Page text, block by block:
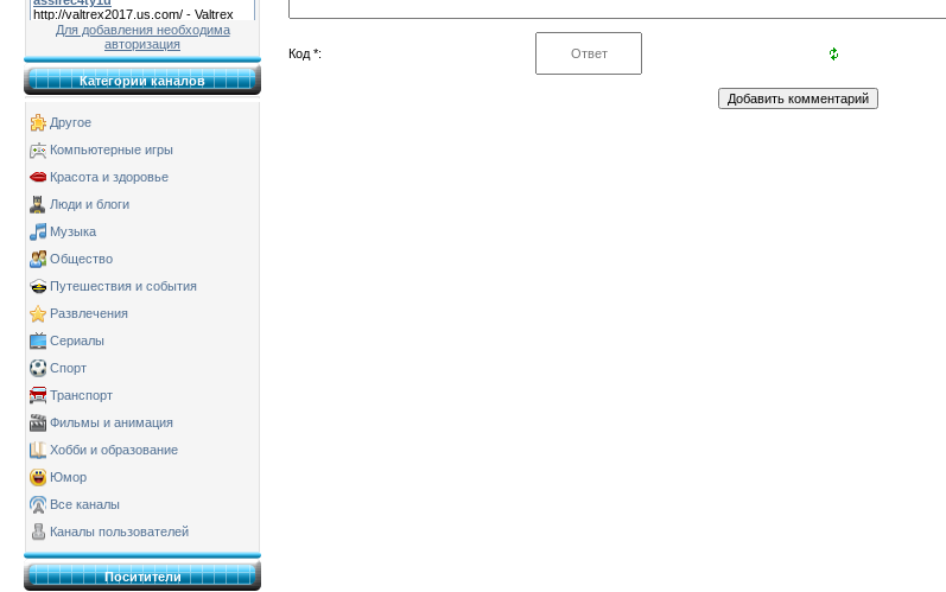
Для добавления необходима
авторизация
Категории каналов
Другое
Компьютерные игры
Красота и здоровье
Люди и блоги
Музыка
Общество
Путешествия и события
Развлечения
Сериалы
Спорт
Транспорт
Фильмы и анимация
Хобби и образование
Юмор
Все каналы
Каналы пользователей
Поситители
Код *: